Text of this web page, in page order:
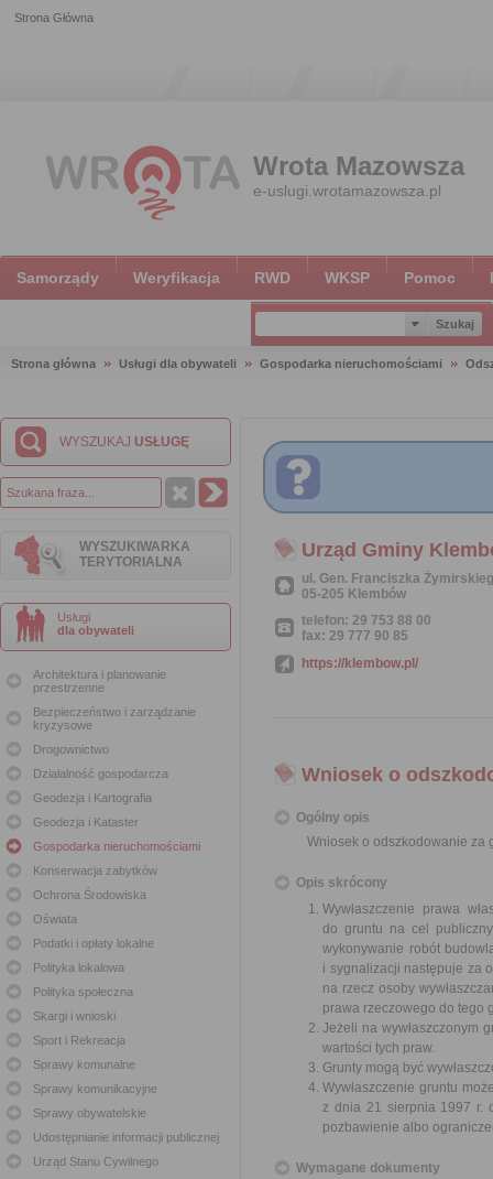
Strona Główna
Wrota Mazowsza
e-uslugi.wrotamazowsza.pl
Samorządy Weryfikacja RWD WKSP Pomoc
Strona główna Usługi dla obywateli Gospodarka nieruchomościami
WYSZUKAJ USŁUGĘ
WYSZUKIWARKA
TERYTORIALNA
Usługi
dla obywateli
Architektura i planowanie
przestrzenne
Bezpieczeństwo i zarządzanie
kryzysowe
Drogownictwo
Działalność gospodarcza
Geodezja i Kartografia
Geodezja i Kataster
Gospodarka nieruchomościami
Konserwacja zabytków
Ochrona Środowiska
Oświata
Podatki i opłaty lokalne
Polityka lokalowa
Polityka społeczna
Skargi i wnioski
Sport i Rekreacja
Sprawy komunalne
Sprawy komunikacyjne
Sprawy obywatelskie
Udostępnianie informacji publicznej
Urząd Stanu Cywilnego
Urząd Gminy
ul. Gen. Franciszka
05-205 Klembów
telefon: 29 753 88 00
fax: 29 777 90 85
https://klembow.pl/
Wniosek o
Ogólny opis
Wniosek o odszkodowanie za
Opis skrócony
Wywłaszczenie prawa
do gruntu na cel
wykonywanie robót
i sygnalizacji następuje za
na rzecz osoby
prawa rzeczowego do tego
Jeżeli na wywłaszczonym
wartości tych praw.
Grunty mogą być
Wywłaszczenie gruntu
z dnia 21 sierpnia 1997 r.
pozbawienie albo
Wymagane dokumenty